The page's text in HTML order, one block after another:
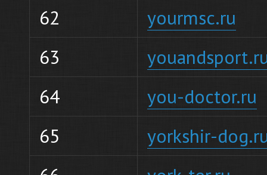
62
yourmsc.ru
63
64
you-doctor.ru
65
yorkshir-